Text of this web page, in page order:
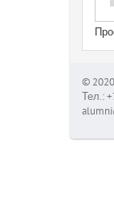
©
Тел.: